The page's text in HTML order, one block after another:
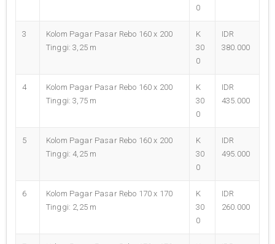
0
3
Kolom Pagar Pasar Rebo 160 x 200
Tinggi: 3,25 m
K
30
0
IDR
380.000
4
Kolom Pagar Pasar Rebo 160 x 200
Tinggi: 3,75 m
K
30
0
IDR
435.000
5
Kolom Pagar Pasar Rebo 160 x 200
Tinggi: 4,25 m
K
30
0
IDR
495.000
6
Kolom Pagar Pasar Rebo 170 x 170
Tinggi: 2,25 m
K
30
0
IDR
260.000